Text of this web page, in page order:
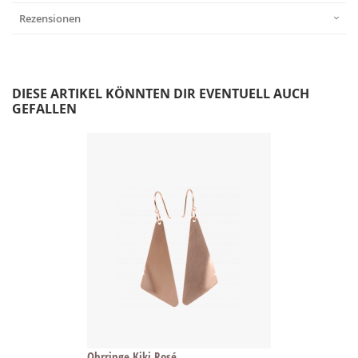
Rezensionen
DIESE ARTIKEL KÖNNTEN DIR EVENTUELL AUCH
GEFALLEN